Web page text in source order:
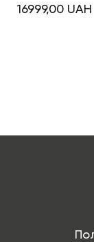
16999,00 UAH